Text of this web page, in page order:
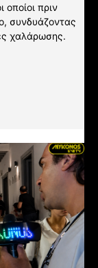
πριν
συνδυάζοντας
χαλάρωσης.